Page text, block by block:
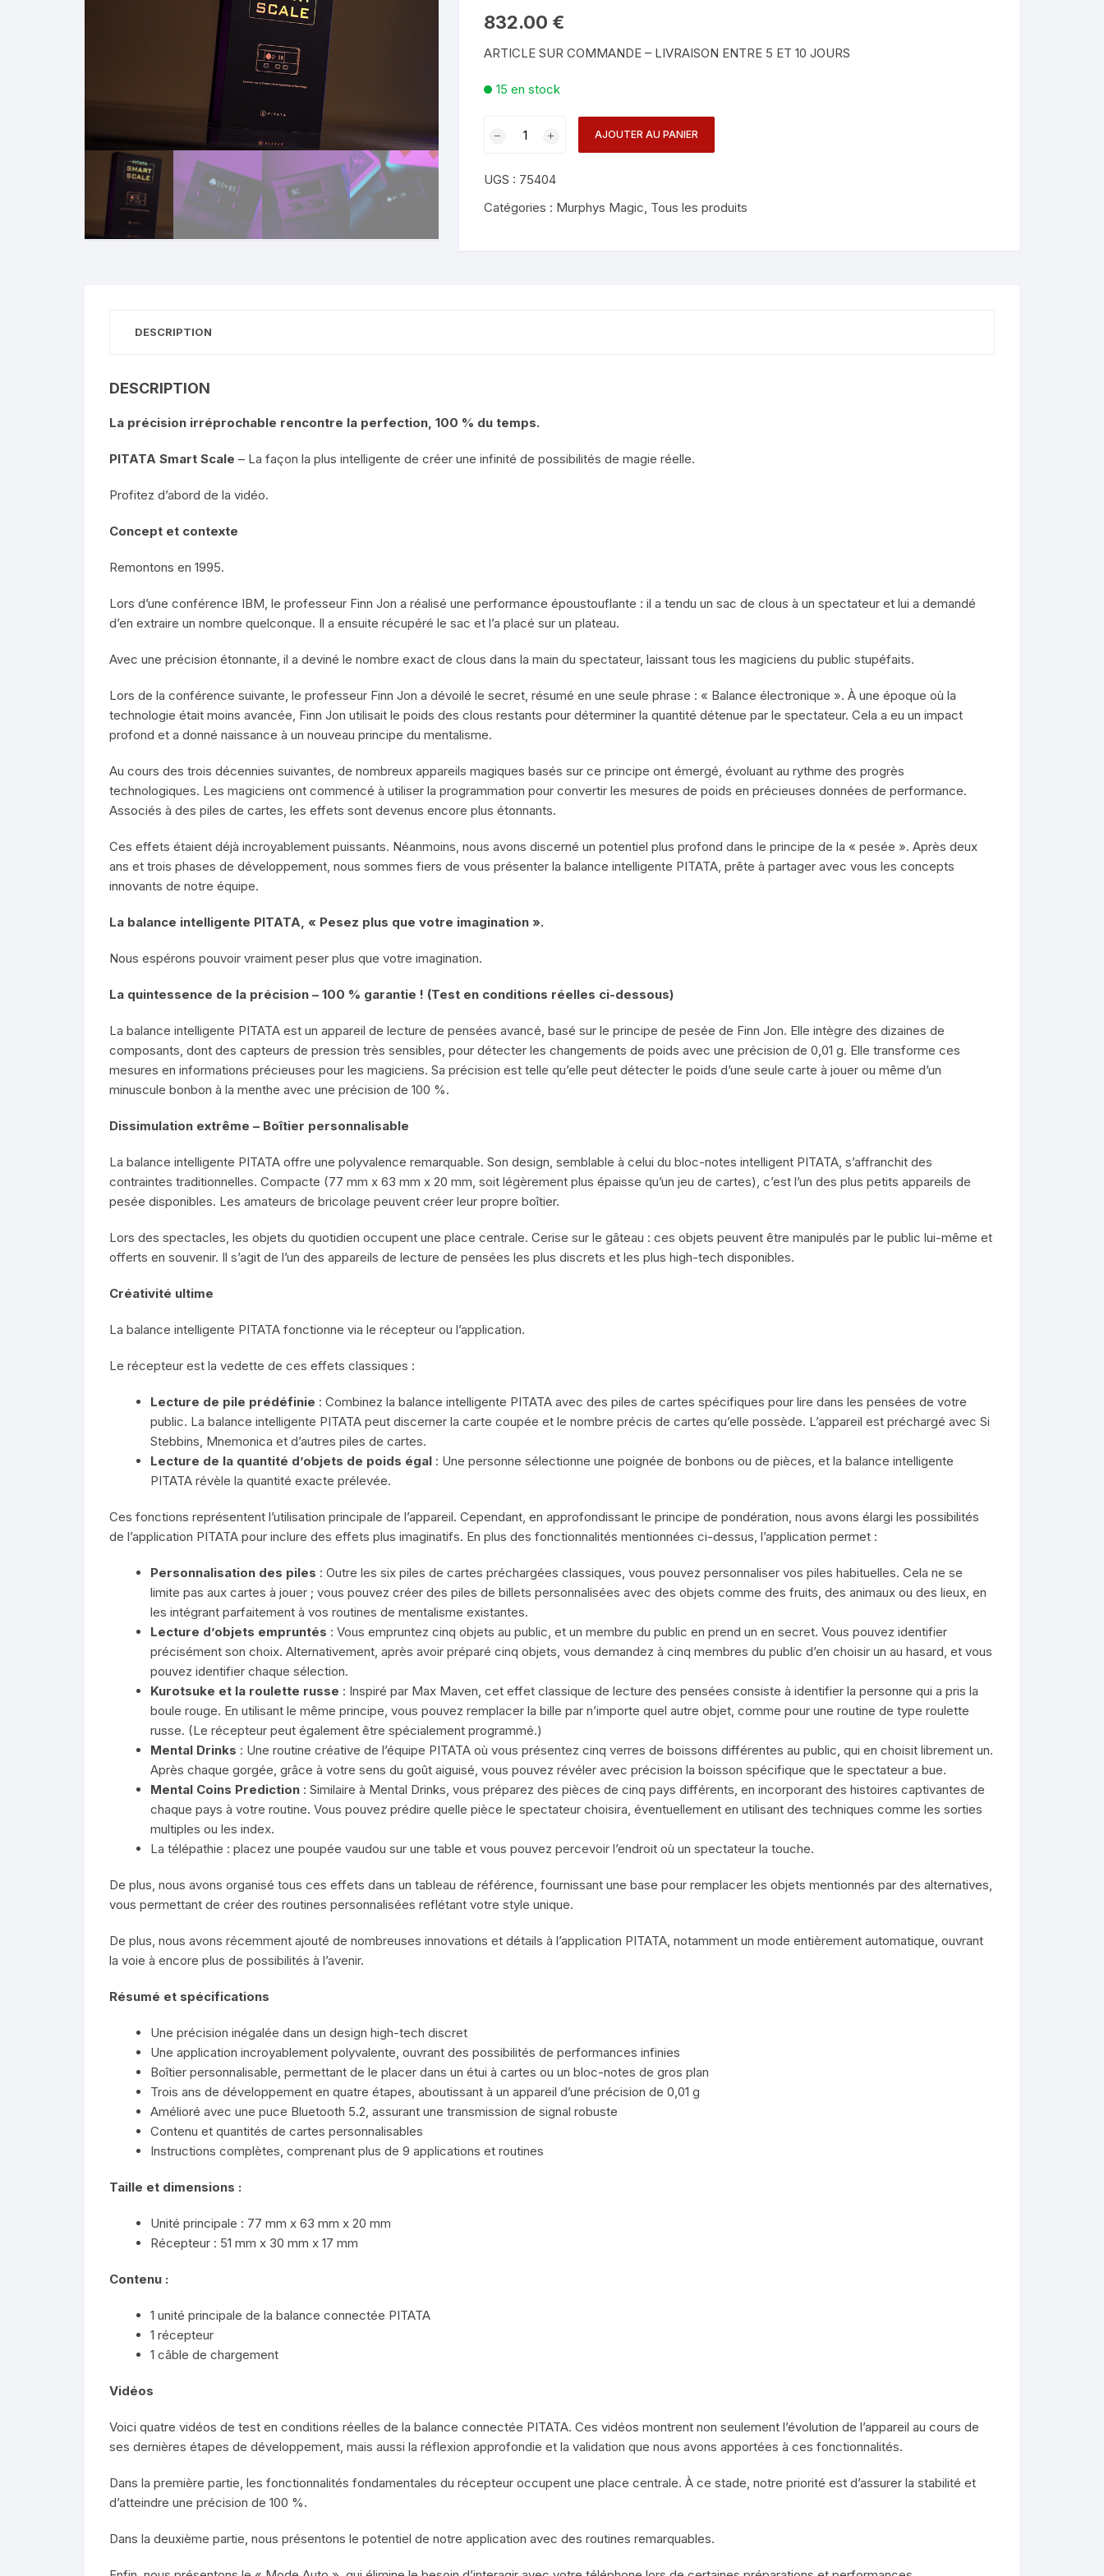
Chop Cup – GobeletsTours de corde
Grandes Illusions
Neige – Rubans – Steamers
Roughing – Produits
832.00 €
ARTICLE SUR COMMANDE – LIVRAISON ENTRE 5 ET 10 JOURS
15 en stock
Scale
-
AJOUTER AU PANIER
UGS : 75404
Catégories : Murphys Magic, Tous les produits
DESCRIPTION
DESCRIPTION
La précision irréprochable rencontre la perfection, 100 % du temps.
PITATA Smart Scale – La façon la plus intelligente de créer une infinité de possibilités de magie réelle.
Profitez d’abord de la vidéo.
Concept et contexte
Remontons en 1995.
Lors d’une conférence IBM, le professeur Finn Jon a réalisé une performance époustouflante : il a tendu un sac de clous à un spectateur et lui a demandé
d’en extraire un nombre quelconque. Il a ensuite récupéré le sac et l’a placé sur un plateau.
Avec une précision étonnante, il a deviné le nombre exact de clous dans la main du spectateur, laissant tous les magiciens du public stupéfaits.
Lors de la conférence suivante, le professeur Finn Jon a dévoilé le secret, résumé en une seule phrase : « Balance électronique ». À une époque où la
technologie était moins avancée, Finn Jon utilisait le poids des clous restants pour déterminer la quantité détenue par le spectateur. Cela a eu un impact
profond et a donné naissance à un nouveau principe du mentalisme.
Au cours des trois décennies suivantes, de nombreux appareils magiques basés sur ce principe ont émergé, évoluant au rythme des progrès
technologiques. Les magiciens ont commencé à utiliser la programmation pour convertir les mesures de poids en précieuses données de performance.
Associés à des piles de cartes, les effets sont devenus encore plus étonnants.
Ces effets étaient déjà incroyablement puissants. Néanmoins, nous avons discerné un potentiel plus profond dans le principe de la « pesée ». Après deux
ans et trois phases de développement, nous sommes fiers de vous présenter la balance intelligente PITATA, prête à partager avec vous les concepts
innovants de notre équipe.
La balance intelligente PITATA, « Pesez plus que votre imagination ».
Nous espérons pouvoir vraiment peser plus que votre imagination.
La quintessence de la précision – 100 % garantie ! (Test en conditions réelles ci-dessous)
La balance intelligente PITATA est un appareil de lecture de pensées avancé, basé sur le principe de pesée de Finn Jon. Elle intègre des dizaines de
composants, dont des capteurs de pression très sensibles, pour détecter les changements de poids avec une précision de 0,01 g. Elle transforme ces
mesures en informations précieuses pour les magiciens. Sa précision est telle qu’elle peut détecter le poids d’une seule carte à jouer ou même d’un
minuscule bonbon à la menthe avec une précision de 100 %.
Dissimulation extrême – Boîtier personnalisable
La balance intelligente PITATA offre une polyvalence remarquable. Son design, semblable à celui du bloc-notes intelligent PITATA, s’affranchit des
contraintes traditionnelles. Compacte (77 mm x 63 mm x 20 mm, soit légèrement plus épaisse qu’un jeu de cartes), c’est l’un des plus petits appareils de
pesée disponibles. Les amateurs de bricolage peuvent créer leur propre boîtier.
Lors des spectacles, les objets du quotidien occupent une place centrale. Cerise sur le gâteau : ces objets peuvent être manipulés par le public lui-même et
offerts en souvenir. Il s’agit de l’un des appareils de lecture de pensées les plus discrets et les plus high-tech disponibles.
Créativité ultime
La balance intelligente PITATA fonctionne via le récepteur ou l’application.
Le récepteur est la vedette de ces effets classiques :
Lecture de pile prédéfinie : Combinez la balance intelligente PITATA avec des piles de cartes spécifiques pour lire dans les pensées de votre
public. La balance intelligente PITATA peut discerner la carte coupée et le nombre précis de cartes qu’elle possède. L’appareil est préchargé avec Si
Stebbins, Mnemonica et d’autres piles de cartes.
Lecture de la quantité d’objets de poids égal : Une personne sélectionne une poignée de bonbons ou de pièces, et la balance intelligente
PITATA révèle la quantité exacte prélevée.
Ces fonctions représentent l’utilisation principale de l’appareil. Cependant, en approfondissant le principe de pondération, nous avons élargi les possibilités
de l’application PITATA pour inclure des effets plus imaginatifs. En plus des fonctionnalités mentionnées ci-dessus, l’application permet :
Personnalisation des piles : Outre les six piles de cartes préchargées classiques, vous pouvez personnaliser vos piles habituelles. Cela ne se
limite pas aux cartes à jouer ; vous pouvez créer des piles de billets personnalisées avec des objets comme des fruits, des animaux ou des lieux, en
les intégrant parfaitement à vos routines de mentalisme existantes.
Lecture d’objets empruntés : Vous empruntez cinq objets au public, et un membre du public en prend un en secret. Vous pouvez identifier
précisément son choix. Alternativement, après avoir préparé cinq objets, vous demandez à cinq membres du public d’en choisir un au hasard, et vous
pouvez identifier chaque sélection.
Kurotsuke et la roulette russe : Inspiré par Max Maven, cet effet classique de lecture des pensées consiste à identifier la personne qui a pris la
boule rouge. En utilisant le même principe, vous pouvez remplacer la bille par n’importe quel autre objet, comme pour une routine de type roulette
russe. (Le récepteur peut également être spécialement programmé.)
Mental Drinks : Une routine créative de l’équipe PITATA où vous présentez cinq verres de boissons différentes au public, qui en choisit librement un.
Après chaque gorgée, grâce à votre sens du goût aiguisé, vous pouvez révéler avec précision la boisson spécifique que le spectateur a bue.
Mental Coins Prediction : Similaire à Mental Drinks, vous préparez des pièces de cinq pays différents, en incorporant des histoires captivantes de
chaque pays à votre routine. Vous pouvez prédire quelle pièce le spectateur choisira, éventuellement en utilisant des techniques comme les sorties
multiples ou les index.
La télépathie : placez une poupée vaudou sur une table et vous pouvez percevoir l’endroit où un spectateur la touche.
De plus, nous avons organisé tous ces effets dans un tableau de référence, fournissant une base pour remplacer les objets mentionnés par des alternatives,
vous permettant de créer des routines personnalisées reflétant votre style unique.
De plus, nous avons récemment ajouté de nombreuses innovations et détails à l’application PITATA, notamment un mode entièrement automatique, ouvrant
la voie à encore plus de possibilités à l’avenir.
Résumé et spécifications
Une précision inégalée dans un design high-tech discret
Une application incroyablement polyvalente, ouvrant des possibilités de performances infinies
Boîtier personnalisable, permettant de le placer dans un étui à cartes ou un bloc-notes de gros plan
Trois ans de développement en quatre étapes, aboutissant à un appareil d’une précision de 0,01 g
Amélioré avec une puce Bluetooth 5.2, assurant une transmission de signal robuste
Contenu et quantités de cartes personnalisables
Instructions complètes, comprenant plus de 9 applications et routines
Taille et dimensions :
Unité principale : 77 mm x 63 mm x 20 mm
Récepteur : 51 mm x 30 mm x 17 mm
Contenu :
1 unité principale de la balance connectée PITATA
1 récepteur
1 câble de chargement
Vidéos
Voici quatre vidéos de test en conditions réelles de la balance connectée PITATA. Ces vidéos montrent non seulement l’évolution de l’appareil au cours de
ses dernières étapes de développement, mais aussi la réflexion approfondie et la validation que nous avons apportées à ces fonctionnalités.
Dans la première partie, les fonctionnalités fondamentales du récepteur occupent une place centrale. À ce stade, notre priorité est d’assurer la stabilité et
d’atteindre une précision de 100 %.
Dans la deuxième partie, nous présentons le potentiel de notre application avec des routines remarquables.